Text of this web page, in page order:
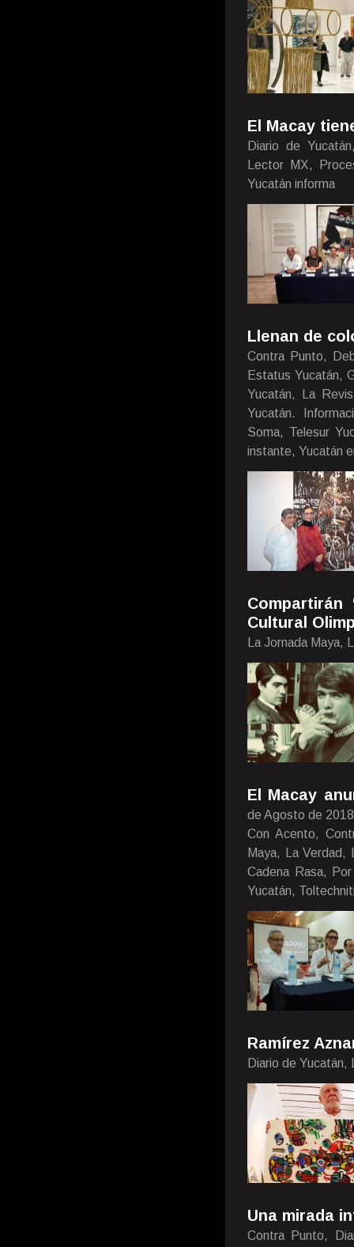
El Macay
Diario de
Lector MX,
Yucatán informa
Llenan de
Contra Punto,
Estatus Yucatán,
Yucatán, La
Yucatán.
Soma, Telesur
instante, Yucatán
Cultural
La Jornada Maya,
El Macay
de Agosto de 2018
Con Acento,
Maya, La Verdad,
Cadena Rasa,
Yucatán,
Ramírez
Diario de Yucatán,
Una mirada
Contra Punto,